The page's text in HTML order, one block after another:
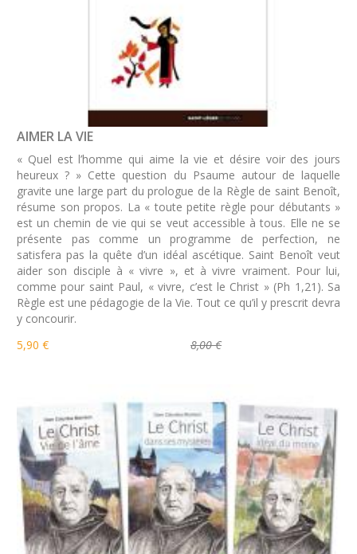
AIMER LA VIE
« Quel est l’homme qui aime la vie et désire voir des jours
heureux ? » Cette question du Psaume autour de laquelle
gravite une large part du prologue de la Règle de saint Benoît,
résume son propos. La « toute petite règle pour débutants »
est un chemin de vie qui se veut accessible à tous. Elle ne se
présente pas comme un programme de perfection, ne
satisfera pas la quête d’un idéal ascétique. Saint Benoît veut
aider son disciple à « vivre », et à vivre vraiment. Pour lui,
comme pour saint Paul, « vivre, c’est le Christ » (Ph 1,21). Sa
Règle est une pédagogie de la Vie. Tout ce qu’il y prescrit devra
y concourir.
5,90 €
8,00 €